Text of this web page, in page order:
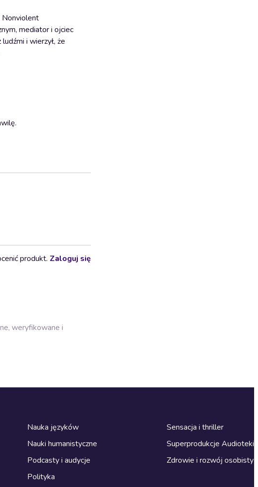
Nonviolent
mediator i ojciec
i wierzył, że
produkt. Zaloguj się
weryfikowane i
Nauka języków
Nauki humanistyczne
Podcasty i audycje
Polityka
Sensacja i thriller
Superprodukcje Audioteki
Zdrowie i rozwój osobisty